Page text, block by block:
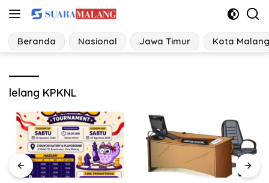
Langsung
konten
Beranda Nasional Jawa Timur Kota Malang
lelang KPKNL